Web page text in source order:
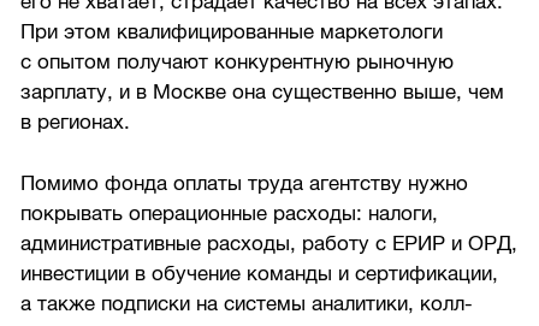
При этом квалифицированные маркетологи
с опытом получают конкурентную рыночную
зарплату, и в Москве она существенно выше, чем
в регионах.
Помимо фонда оплаты труда агентству нужно
покрывать операционные расходы: налоги,
административные расходы, работу с ЕРИР и ОРД,
инвестиции в обучение команды и сертификации,
а также подписки на системы аналитики, колл-